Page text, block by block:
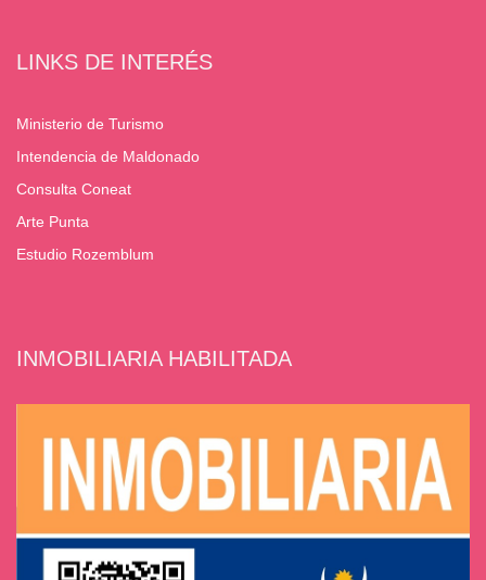
LINKS DE INTERÉS
Ministerio de Turismo
Intendencia de Maldonado
Consulta Coneat
Arte Punta
Estudio Rozemblum
INMOBILIARIA HABILITADA